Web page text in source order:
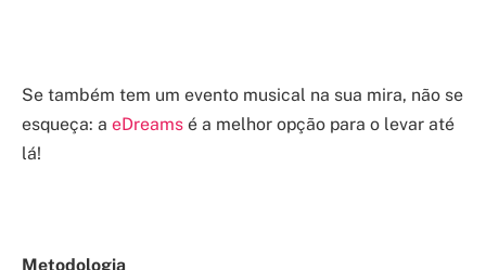
Se também tem um evento musical na sua mira, não se
esqueça: a eDreams é a melhor opção para o levar até
lá!
Metodologia